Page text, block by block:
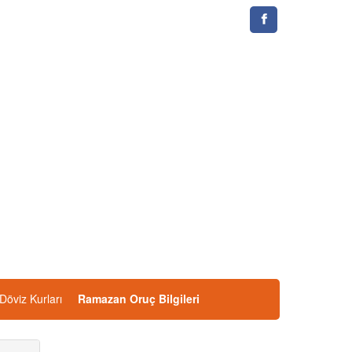
Döviz Kurları Ramazan Oruç Bilgileri